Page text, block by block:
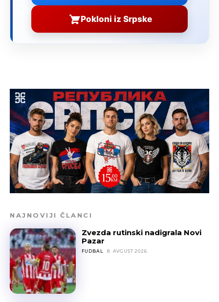
Pokloni iz Srpske
NAJNOVIJI ČLANCI
Zvezda rutinski nadigrala Novi
Pazar
FUDBAL 8. AVGUST 2026.